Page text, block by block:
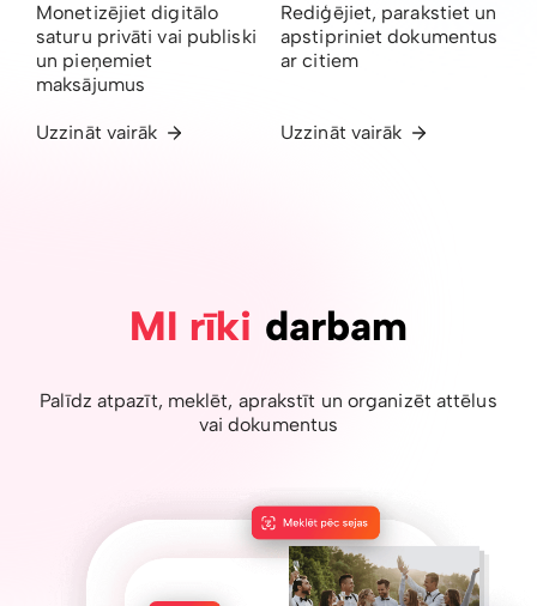
Monetizējiet digitālo
saturu privāti vai publiski
un pieņemiet
maksājumus
Uzzināt vairāk
Rediģējiet, parakstiet un
apstipriniet dokumentus
ar citiem
Uzzināt vairāk
MI rīki darbam
Palīdz atpazīt, meklēt, aprakstīt un organizēt attēlus
vai dokumentus